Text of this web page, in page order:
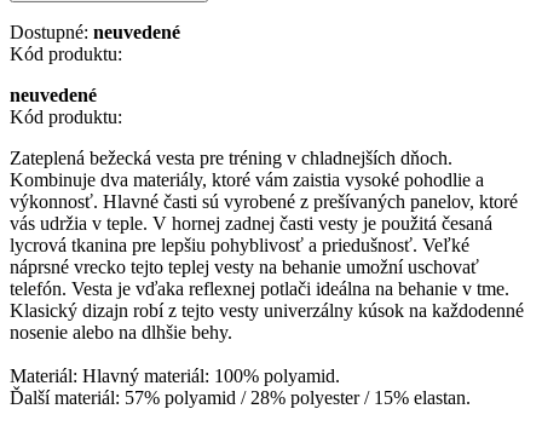
Dostupné: neuvedené
Kód produktu:
neuvedené
Kód produktu:
Zateplená bežecká vesta pre tréning v chladnejších dňoch.
Kombinuje dva materiály, ktoré vám zaistia vysoké pohodlie a
výkonnosť. Hlavné časti sú vyrobené z prešívaných panelov, ktoré
vás udržia v teple. V hornej zadnej časti vesty je použitá česaná
lycrová tkanina pre lepšiu pohyblivosť a priedušnosť. Veľké
náprsné vrecko tejto teplej vesty na behanie umožní uschovať
telefón. Vesta je vďaka reflexnej potlači ideálna na behanie v tme.
Klasický dizajn robí z tejto vesty univerzálny kúsok na každodenné
nosenie alebo na dlhšie behy.
Materiál: Hlavný materiál: 100% polyamid.
Ďalší materiál: 57% polyamid / 28% polyester / 15% elastan.